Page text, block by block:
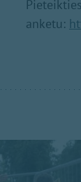
anketu: